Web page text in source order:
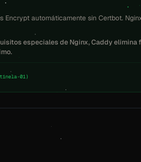
Encrypt automáticamente sin Certbot.
especiales de Nginx, Caddy
01)